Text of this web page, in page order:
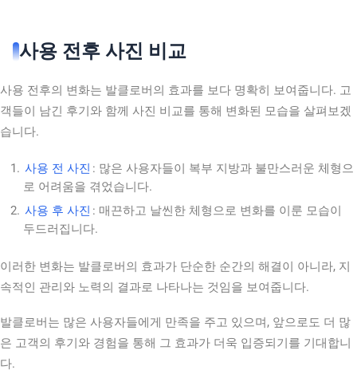
사용 전후 사진 비교
사용 전후의 변화는 발클로버의 효과를 보다 명확히 보여줍니다. 고
객들이 남긴 후기와 함께 사진 비교를 통해 변화된 모습을 살펴보겠
습니다.
사용 전 사진 : 많은 사용자들이 복부 지방과 불만스러운 체형으
로 어려움을 겪었습니다.
사용 후 사진 : 매끈하고 날씬한 체형으로 변화를 이룬 모습이
두드러집니다.
이러한 변화는 발클로버의 효과가 단순한 순간의 해결이 아니라, 지
속적인 관리와 노력의 결과로 나타나는 것임을 보여줍니다.
발클로버는 많은 사용자들에게 만족을 주고 있으며, 앞으로도 더 많
은 고객의 후기와 경험을 통해 그 효과가 더욱 입증되기를 기대합니
다.